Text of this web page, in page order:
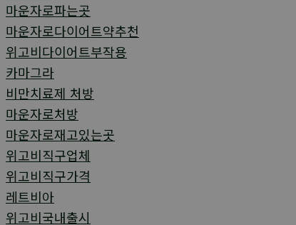
마운자로파는곳
마운자로다이어트약추천
위고비다이어트부작용
카마그라
비만치료제 처방
마운자로처방
마운자로재고있는곳
위고비직구업체
위고비직구가격
레트비아
위고비국내출시